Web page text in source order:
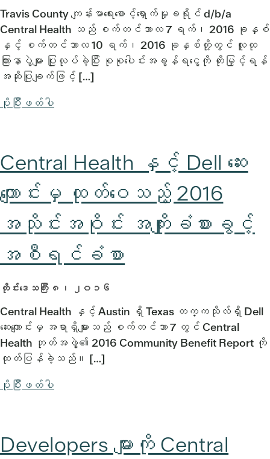
Travis County ကျန်းမာရေးစောင့်ရှောက်မှုခရိုင် d/b/a
Central Health သည် စက်တင်ဘာလ 7 ရက်၊ 2016 ခုနှစ်
နှင့် စက်တင်ဘာလ 10 ရက်၊ 2016 ခုနှစ်တို့တွင် လူထု
ကြားနာပွဲများ ပြုလုပ်ခဲ့ပြီး စုစုပေါင်းအခွန်ရငွေကို တိုးမြှင့်ရန်
အဆိုပြုချက်ဖြင့် […]
ပိုပြီးဖတ်ပါ
Central Health နှင့် Dell ဆေး
ကျောင်းမှ ထုတ်ဝေသည့် 2016
အသိုင်းအဝိုင်း အကျိုးခံစားခွင့်
အစီရင်ခံစာ
တိုင်းဒေသကြီး ၈၊ ၂၀၁၆
Central Health နှင့် Austin ရှိ Texas တက္ကသိုလ်ရှိ Dell
ဆေးကျောင်းမှ အရာရှိများသည် စက်တင်ဘာ 7 တွင် Central
Health ဘုတ်အဖွဲ့၏ 2016 Community Benefit Report ကို
ထုတ်ပြန်ခဲ့သည်။ […]
ပိုပြီးဖတ်ပါ
Developers များကို Central